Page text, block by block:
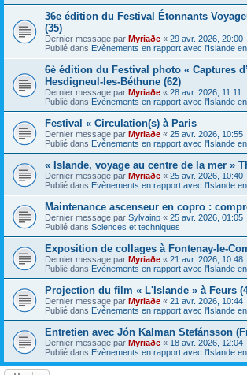
36e édition du Festival Étonnants
(35)
Dernier message par Myriaðe « 29 avr. 2026, 20:00
Publié dans Evènements en rapport avec l'Islande
6è édition du Festival photo « Captures
Hesdigneul-les-Béthune (62)
Dernier message par Myriaðe « 28 avr. 2026, 11:11
Publié dans Evènements en rapport avec l'Islande
Festival « Circulation(s) à Paris
Dernier message par Myriaðe « 25 avr. 2026, 10:55
Publié dans Evènements en rapport avec l'Islande
« Islande, voyage au centre de la mer »
Dernier message par Myriaðe « 25 avr. 2026, 10:40
Publié dans Evènements en rapport avec l'Islande
Maintenance ascenseur en copro :
Dernier message par Sylvainp « 25 avr. 2026, 01:05
Publié dans Sciences et techniques
Exposition de collages à Fontenay-le-
Dernier message par Myriaðe « 21 avr. 2026, 10:48
Publié dans Evènements en rapport avec l'Islande
Projection du film « L'Islande » à Feurs
Dernier message par Myriaðe « 21 avr. 2026, 10:44
Publié dans Evènements en rapport avec l'Islande
Entretien avec Jón Kalman Stefánsson
Dernier message par Myriaðe « 18 avr. 2026, 12:04
Publié dans Evènements en rapport avec l'Islande